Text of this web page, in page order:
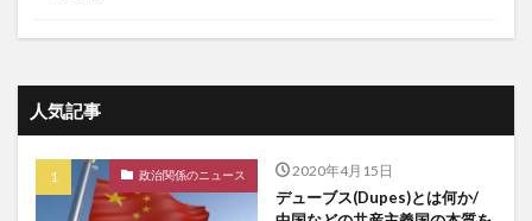
人気記事
政治関係のニュース 2020年4月15日
デューブス(Dupes)とは何か/